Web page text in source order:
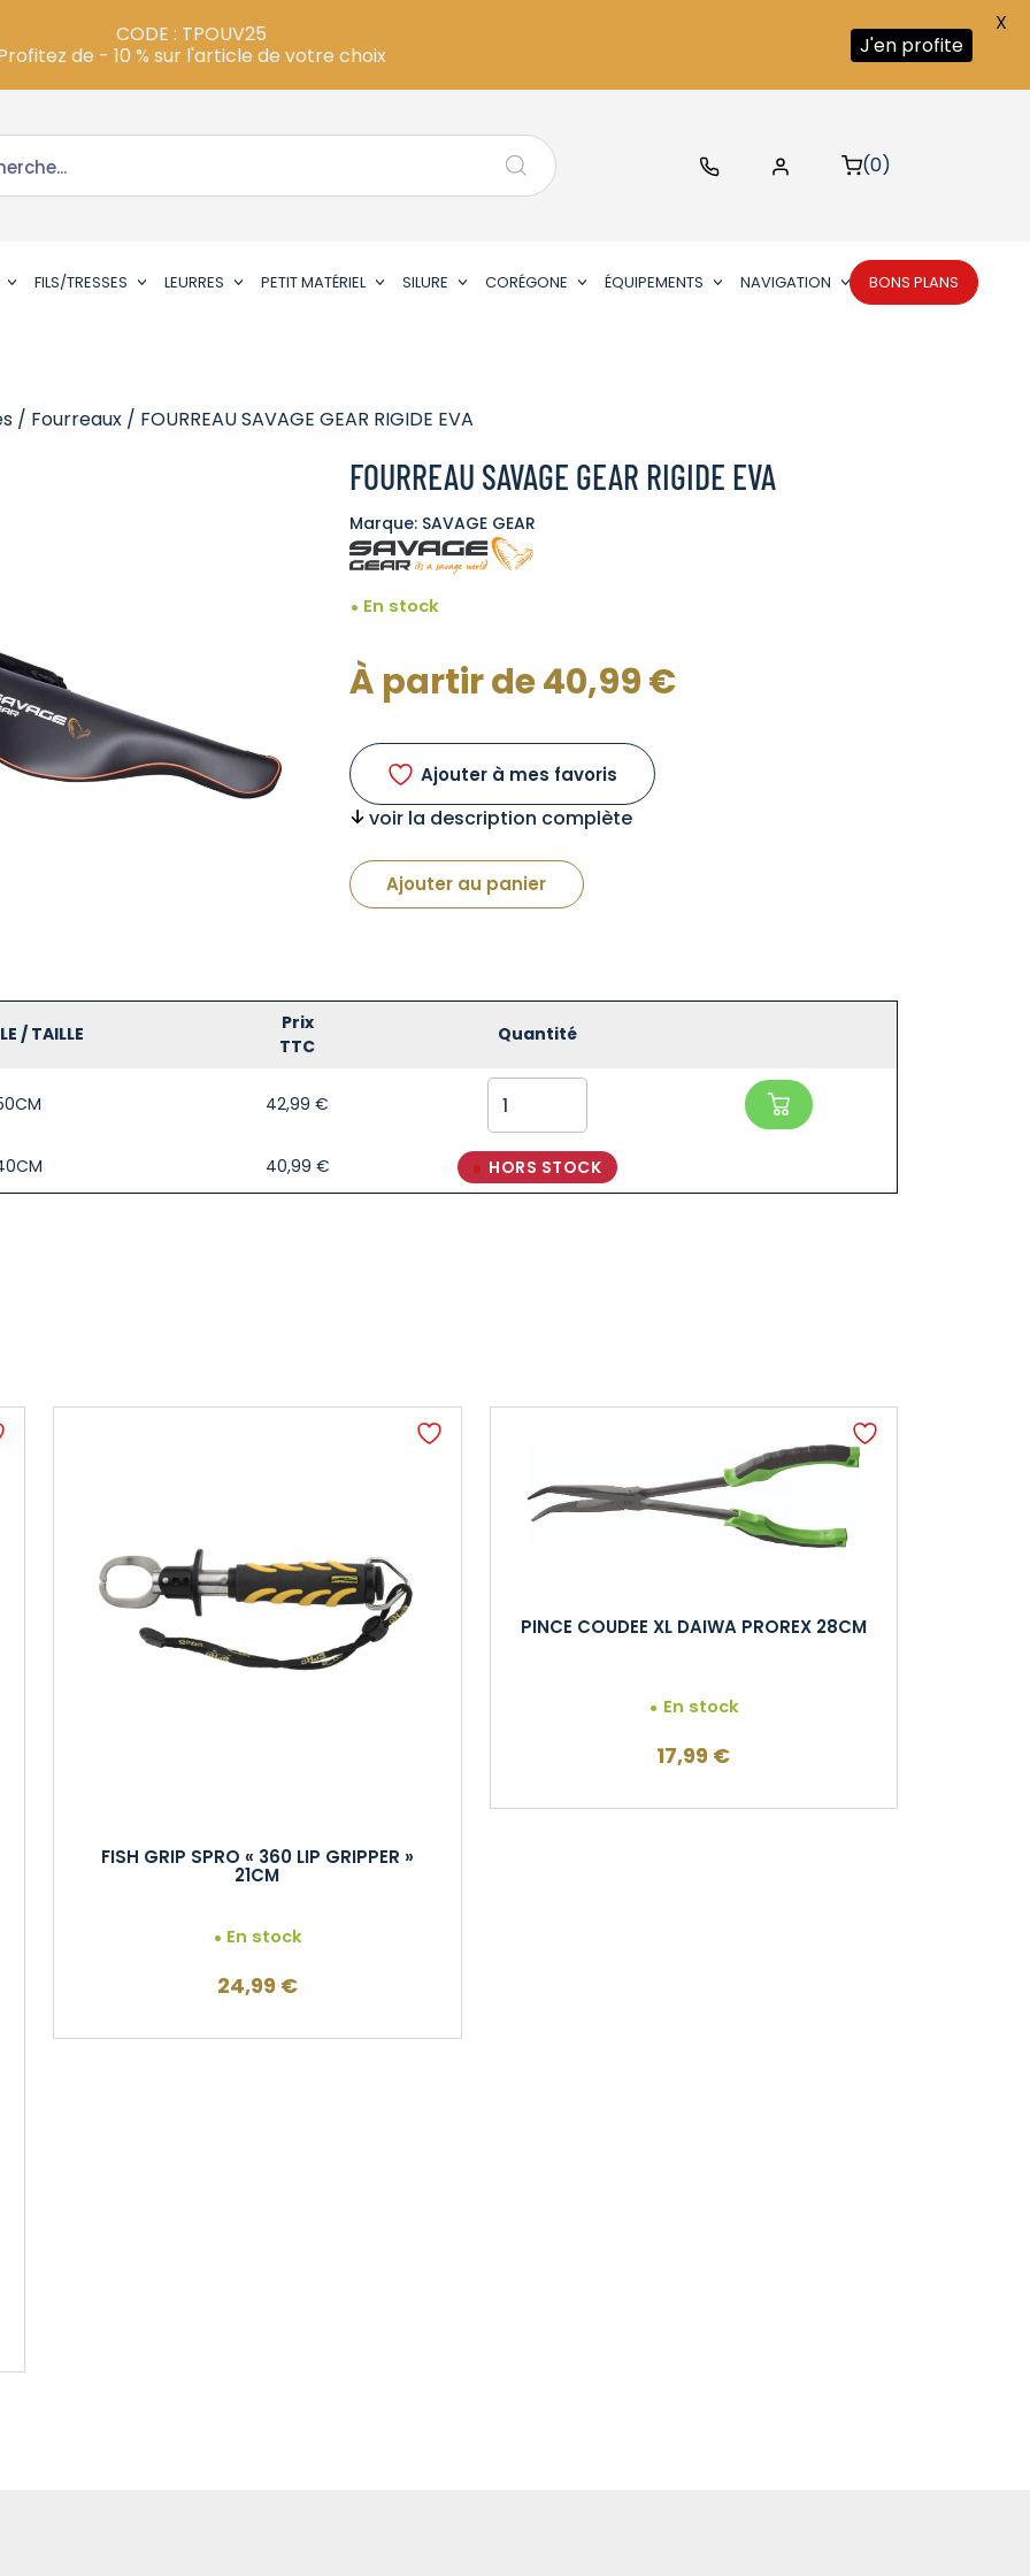
(0)
FILS/TRESSES LEURRES PETIT MATÉRIEL SILURE CORÉGONE ÉQUIPEMENTS NAVIGATION BONS PLANS
/ Fourreaux / FOURREAU SAVAGE GEAR RIGIDE EVA
FOURREAU SAVAGE GEAR RIGIDE EVA
Marque: SAVAGE GEAR
En stock
À partir de40,99€
Ajouter à mes favoris
voir la description complète
Ajouter au panier
/ TAILLE
Prix
TTC
Quantité
42,99 €
40,99 € HORS STOCK
FISH GRIP SPRO « 360 LIP GRIPPER »
21CM
En stock
24,99 €
PINCE COUDEE XL DAIWA PROREX 28CM
En stock
17,99 €
CODE : TPOUV25
de - 10 % sur l'article de votre choix
J'en profite
X